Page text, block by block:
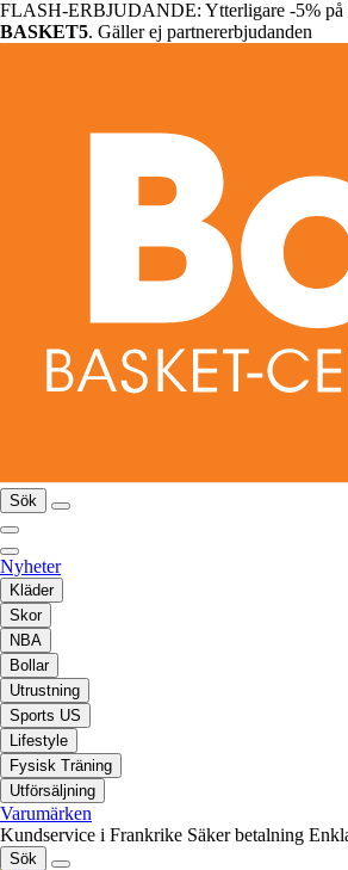
FLASH-ERBJUDANDE: Ytterligare -5% på
BASKET5. Gäller ej partnererbjudanden
Sök
Nyheter
Kläder
Skor
NBA
Bollar
Utrustning
Sports US
Lifestyle
Fysisk Träning
Utförsäljning
Varumärken
Kundservice i Frankrike Säker betalning
Sök